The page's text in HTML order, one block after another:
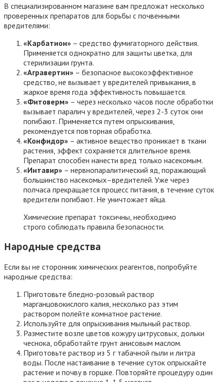
В специализированном магазине вам предложат несколько
проверенных препаратов для борьбы с почвенными
вредителями:
«Карбатион» – средство фумигаторного действия.
Применяется однократно для защиты цветка, для
стерилизации грунта.
«Агравертин» – безопасное высокоэффективное
средство, не вызывает у вредителей привыкания, в
жаркое время года эффективность повышается.
«Фитоверм» – через несколько часов после обработки
вызывает паралич у вредителей, через 2-3 суток они
погибают. Применяется путем опрыскивания,
рекомендуется повторная обработка.
«Конфидор» – активное вещество проникает в ткани
растения, эффект сохраняется длительное время.
Препарат способен нанести вред только насекомым.
«Интавир» – нервнопаралитический яд, поражающий
большинство насекомых–вредителей. Уже через
полчаса прекращается процесс питания, в течение суток
вредители погибают. Не уничтожает яйца.
Химические препарат токсичны, необходимо
строго соблюдать правила безопасности.
Народные средства
Если вы не сторонник химических реагентов, попробуйте
народные средства:
Приготовьте бледно-розовый раствор
марганцовокислого калия, несколько раз этим
раствором полейте комнатное растение.
Используйте для опрыскивания мыльный раствор.
Разместите возле цветов кожуру цитрусовых, дольки
чеснока, обработайте грунт анисовым маслом.
Приготовьте раствор из 5 г табачной пыли и литра
воды. После настаивание в течение суток опрыскайте
растение и почву в горшке. Повторяйте процедуру один